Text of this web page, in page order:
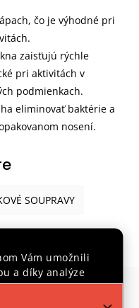
Vám umožnili
a díky analýze
jeho funkce,
čo je výhodné pri
zaisťujú rýchle
pri aktivitách v
podmienkach.
eliminovať baktérie a
nosení.
SOUPRAVY
Next